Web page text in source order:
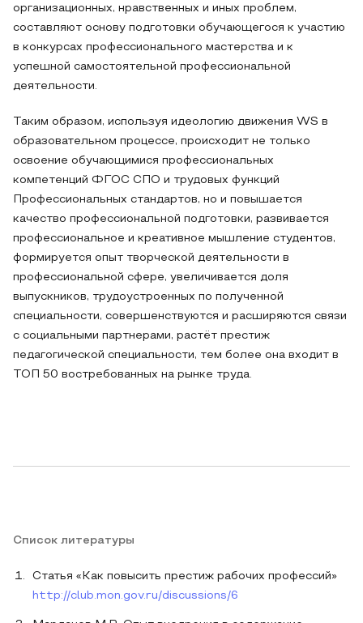
организационных, нравственных и иных проблем,
составляют основу подготовки обучающегося к участию
в конкурсах профессионального мастерства и к
успешной самостоятельной профессиональной
деятельности.
Таким образом, используя идеологию движения WS в
образовательном процессе, происходит не только
освоение обучающимися профессиональных
компетенций ФГОС СПО и трудовых функций
Профессиональных стандартов, но и повышается
качество профессиональной подготовки, развивается
профессиональное и креативное мышление студентов,
формируется опыт творческой деятельности в
профессиональной сфере, увеличивается доля
выпускников, трудоустроенных по полученной
специальности, совершенствуются и расширяются связи
с социальными партнерами, растёт престиж
педагогической специальности, тем более она входит в
ТОП 50 востребованных на рынке труда.
Список литературы
Статья «Как повысить престиж рабочих профессий»
http://club.mon.gov.ru/discussions/6